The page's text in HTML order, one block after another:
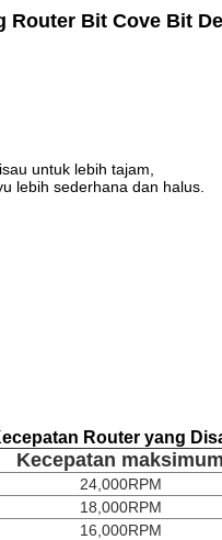
Router Bit Cove Bit
untuk lebih tajam,
lebih sederhana dan halus.
Router yang
Kecepatan maksimum
24,000RPM
18,000RPM
16,000RPM